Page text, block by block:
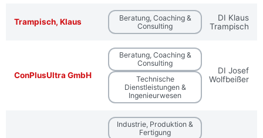
Trampisch, Klaus
Beratung, Coaching &
Consulting
DI Klaus
Trampisch
ConPlusUltra GmbH
Beratung, Coaching &
Consulting
Technische
Dienstleistungen &
Ingenieurwesen
DI Josef
Wolfbeißer
Industrie, Produktion &
Fertigung